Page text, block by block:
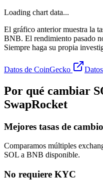
Loading chart data...
El gráfico anterior muestra la
BNB. El rendimiento pasado
Siempre haga su propia
Datos de CoinGecko
Por qué cambiar
SwapRocket
Mejores tasas de cambio
Comparamos múltiples
SOL a BNB disponible.
No requiere KYC